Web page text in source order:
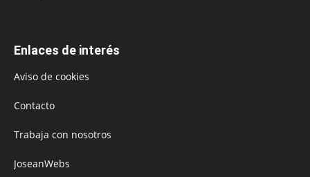
Enlaces de interés
Aviso de cookies
Contacto
Trabaja con nosotros
JoseanWebs